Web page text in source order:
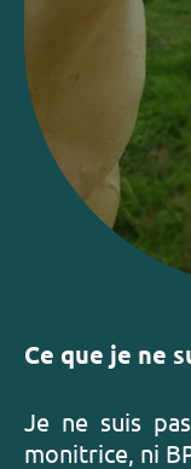
Ce que je ne
Je ne suis
monitrice, ni